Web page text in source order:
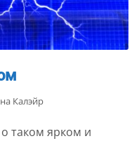
Калэйр
о таком ярком и